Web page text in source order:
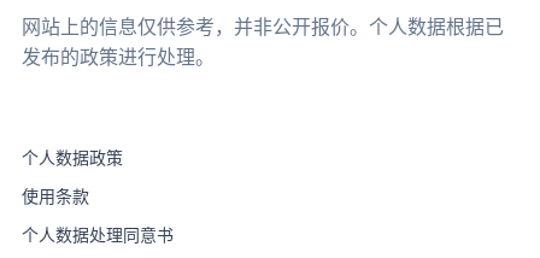
网站上的信息仅供参考，并非公开报价。个人数据根据已
发布的政策进行处理。
个人数据政策
使用条款
个人数据处理同意书